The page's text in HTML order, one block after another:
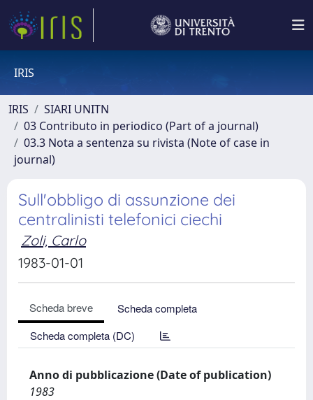
IRIS
IRIS
SIARI UNITN
03 Contributo in periodico (Part of a journal)
03.3 Nota a sentenza su rivista (Note of case in
journal)
Sull'obbligo di assunzione dei
centralinisti telefonici ciechi
Zoli, Carlo
1983-01-01
Scheda breve
Scheda completa
Scheda completa (DC)
Anno di pubblicazione (Date of publication)
1983